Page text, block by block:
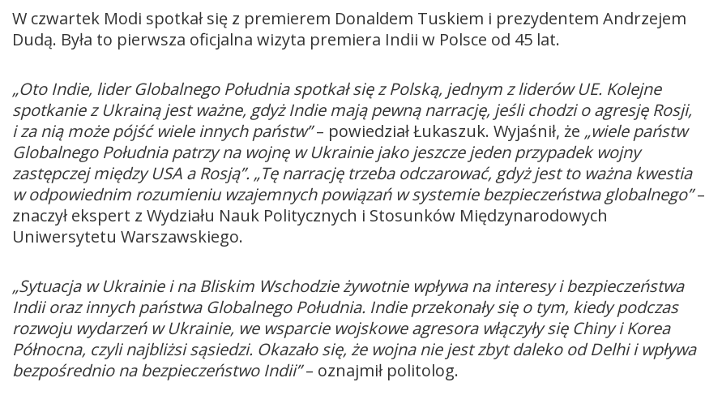
W czwartek Modi spotkał się z premierem Donaldem Tuskiem i prezydentem Andrzejem
Dudą. Była to pierwsza oficjalna wizyta premiera Indii w Polsce od 45 lat.
„Oto Indie, lider Globalnego Południa spotkał się z Polską, jednym z liderów UE. Kolejne
spotkanie z Ukrainą jest ważne, gdyż Indie mają pewną narrację, jeśli chodzi o agresję Rosji,
i za nią może pójść wiele innych państw”– powiedział Łukaszuk. Wyjaśnił, że „wiele państw
Globalnego Południa patrzy na wojnę w Ukrainie jako jeszcze jeden przypadek wojny
zastępczej między USA a Rosją”. „Tę narrację trzeba odczarować, gdyż jest to ważna kwestia
w odpowiednim rozumieniu wzajemnych powiązań w systemie bezpieczeństwa globalnego”–
znaczył ekspert z Wydziału Nauk Politycznych i Stosunków Międzynarodowych
Uniwersytetu Warszawskiego.
„Sytuacja w Ukrainie i na Bliskim Wschodzie żywotnie wpływa na interesy i bezpieczeństwa
Indii oraz innych państwa Globalnego Południa. Indie przekonały się o tym, kiedy podczas
rozwoju wydarzeń w Ukrainie, we wsparcie wojskowe agresora włączyły się Chiny i Korea
Północna, czyli najbliżsi sąsiedzi. Okazało się, że wojna nie jest zbyt daleko od Delhi i wpływa
bezpośrednio na bezpieczeństwo Indii”– oznajmił politolog.